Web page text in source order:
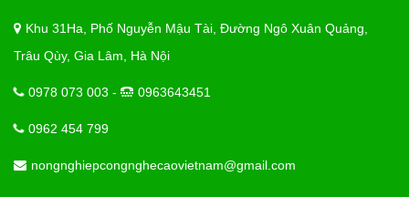
Khu 31Ha, Phố Nguyễn Mậu Tài, Đường Ngô Xuân Quảng,
Trâu Qùy, Gia Lâm, Hà Nội
0978 073 003 - 0963643451
0962 454 799
nongnghiepcongnghecaovietnam@gmail.com